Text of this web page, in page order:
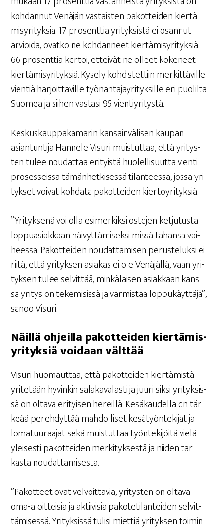
koh­dan­nut Venä­jän vas­tais­ten pakot­tei­den kier­tä­
mis­yri­tyk­siä. 17 pro­sent­tia yri­tyk­sis­tä ei osan­nut
arvioi­da, ovat­ko ne koh­dan­neet kier­tä­mis­yri­tyk­siä.
66 pro­sent­tia ker­toi, ettei­vät ne olleet koke­neet
kier­tä­mis­yri­tyk­siä. Kyse­ly koh­dis­tet­tiin mer­kit­tä­vil­le
vien­tiä har­joit­ta­vil­le työ­nan­ta­jay­ri­tyk­sil­le eri puo­lil­ta
Suo­mea ja sii­hen vas­ta­si 95 vientiyritystä.
Kes­kus­kaup­pa­ka­ma­rin kan­sain­vä­li­sen kau­pan
asian­tun­ti­ja Han­ne­le Visu­ri muis­tut­taa, että yri­tys­
ten tulee nou­dat­taa eri­tyis­tä huo­lel­li­suut­ta vien­ti­
pro­ses­seis­sa tämän­het­ki­ses­sä tilan­tees­sa, jos­sa yri­
tyk­set voi­vat koh­da­ta pakot­tei­den kiertoyrityksiä.
”Yri­tyk­se­nä voi olla esi­mer­kik­si osto­jen ket­ju­tus­ta
lop­pua­siak­kaan häi­vyt­tä­mi­sek­si mis­sä tahan­sa vai­
hees­sa. Pakot­tei­den nou­dat­ta­mi­sen perus­te­luk­si ei
rii­tä, että yri­tyk­sen asia­kas ei ole Venä­jäl­lä, vaan yri­
tyk­sen tulee sel­vit­tää, min­kä­lai­sen asiak­kaan kans­
sa yri­tys on teke­mi­sis­sä ja var­mis­taa lop­pu­käyt­tä­jä”,
sanoo Visuri.
Näil­lä ohjeil­la pakot­tei­den kier­tä­mis­
yri­tyk­siä voi­daan välttää
Visu­ri huo­maut­taa, että pakot­tei­den kier­tä­mis­tä
yri­te­tään hyvin­kin sala­ka­va­las­ti ja juu­ri sik­si yri­tyk­sis­
sä on olta­va eri­tyi­sen hereil­lä. Kesä­kau­del­la on tär­
ke­ää pereh­dyt­tää mah­dol­li­set kesä­työn­te­ki­jät ja
loma­tuu­raa­jat sekä muis­tut­taa työn­te­ki­jöi­tä vie­lä
ylei­ses­ti pakot­tei­den mer­ki­tyk­ses­tä ja nii­den tar­
kas­ta noudattamisesta.
”Pakot­teet ovat vel­voit­ta­via, yri­tys­ten on olta­va
oma-aloit­tei­sia ja aktii­vi­sia pako­te­ti­lan­tei­den sel­vit­
tä­mi­ses­sä. Yri­tyk­sis­sä tuli­si miet­tiä yri­tyk­sen toi­min­